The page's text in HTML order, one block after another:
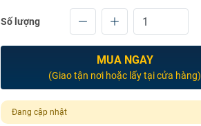
Số lượng
MUA NGAY
(Giao tận nơi hoặc lấy tại cửa hàng)
Đang cập nhật